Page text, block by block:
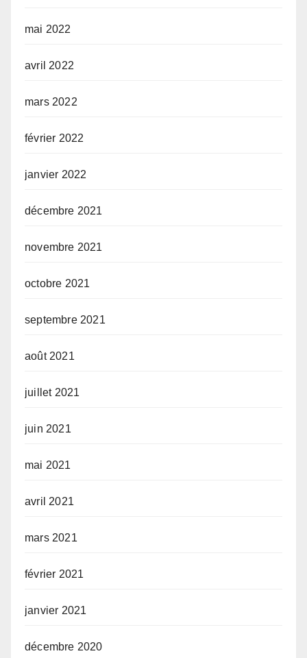
mai 2022
avril 2022
mars 2022
février 2022
janvier 2022
décembre 2021
novembre 2021
octobre 2021
septembre 2021
août 2021
juillet 2021
juin 2021
mai 2021
avril 2021
mars 2021
février 2021
janvier 2021
décembre 2020